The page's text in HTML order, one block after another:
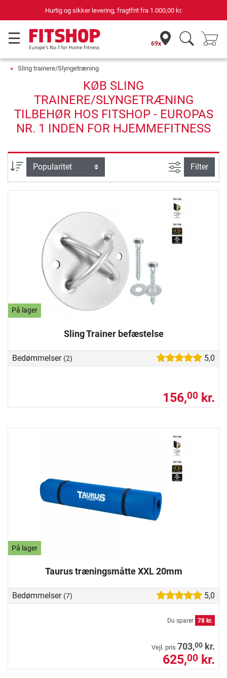
Hurtig og sikker levering, fragtfrit fra 1.000,00 kr.
69x
Sling trainere/Slyngetræning
KØB SLING
TRAINERE/SLYNGETRÆNING
TILBEHØR HOS FITSHOP - EUROPAS
NR. 1 INDEN FOR HJEMMEFITNESS
sortering Avanceret
Filter
På lager
Sling Trainer befæstelse
Bedømmelser (2) 5,0
156,00 kr.
På lager
Taurus træningsmåtte XXL 20mm
Bedømmelser (7) 5,0
Du sparer 78 kr.
Vejl. pris 703,00 kr.
625,00 kr.